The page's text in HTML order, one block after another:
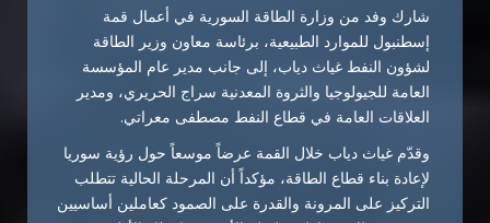
شارك وفد من وزارة الطاقة السورية في أعمال قمة
إسطنبول للموارد الطبيعية، برئاسة معاون وزير الطاقة
لشؤون النفط غياث دياب، إلى جانب مدير عام المؤسسة
العامة للجيولوجيا والثروة المعدنية سراج الحريري، ومدير
العلاقات العامة في قطاع النفط مصطفى معراتي.
وقدّم غياث دياب خلال القمة عرضاً موسعاً حول رؤية سوريا
لإعادة بناء قطاع الطاقة، مؤكداً أن المرحلة الحالية تتطلب
التركيز على المرونة والقدرة على الصمود كعاملين أساسيين